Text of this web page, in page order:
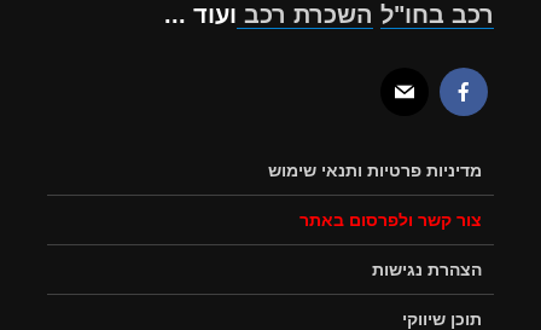
רכב בחו"ל השכרת רכב ועוד ...
מדיניות פרטיות ותנאי שימוש
צור קשר ולפרסום באתר
הצהרת נגישות
תוכן שיווקי